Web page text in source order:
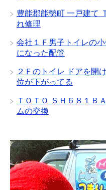
豊能郡能勢町 一戸建て
れ修理
会社１Ｆ男子トイレの
になった配管
２Ｆのトイレ ドアを開
位が下がってる
ＴＯＴＯ ＳＨ６８１Ｂ
ムの交換